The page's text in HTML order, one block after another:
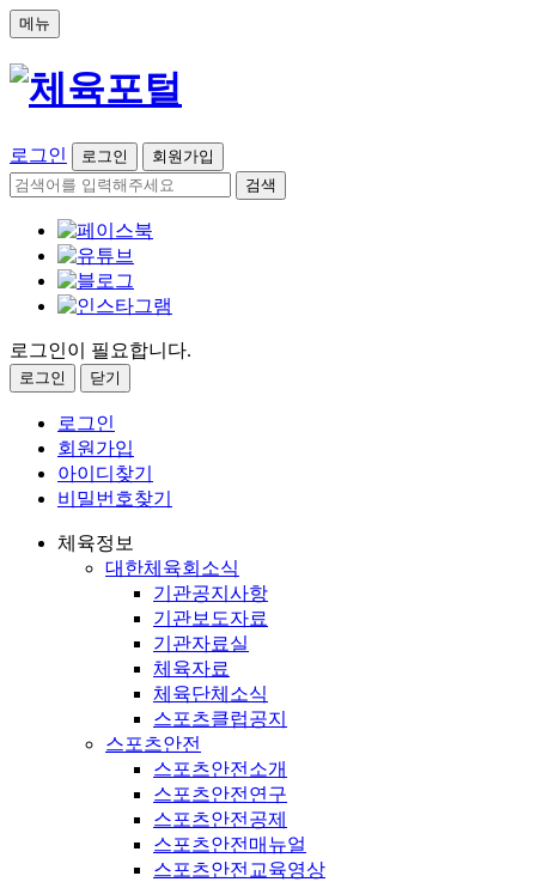
메뉴
로그인 로그인
회원가입
검색
로그인이 필요합니다.
로그인 닫기
로그인
회원가입
아이디찾기
비밀번호찾기
체육정보
대한체육회소식
기관공지사항
기관보도자료
기관자료실
체육자료
체육단체소식
스포츠클럽공지
스포츠안전
스포츠안전소개
스포츠안전연구
스포츠안전공제
스포츠안전매뉴얼
스포츠안전교육영상